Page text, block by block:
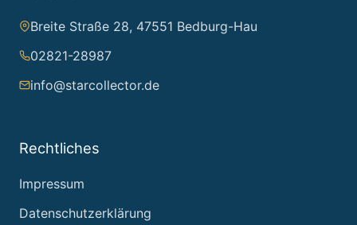
Breite Straße 28, 47551 Bedburg-Hau
02821-28987
info@starcollector.de
Rechtliches
Impressum
Datenschutzerklärung